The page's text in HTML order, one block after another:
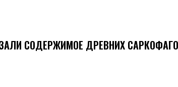
СОДЕРЖИМОЕ ДРЕВНИХ